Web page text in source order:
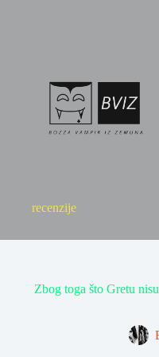
recenzije
Zbog toga što Gretu